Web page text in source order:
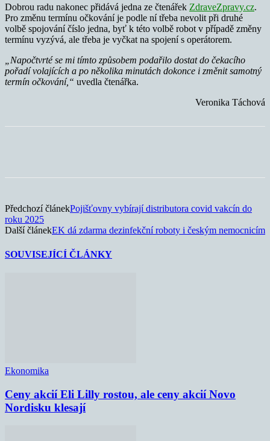
Dobrou radu nakonec přidává jedna ze čtenářek ZdraveZpravy.cz.
Pro změnu termínu očkování je podle ní třeba nevolit při druhé
volbě spojování číslo jedna, byť k této volbě robot v případě změny
termínu vyzývá, ale třeba je vyčkat na spojení s operátorem.
„Napočtvrté se mi tímto způsobem podařilo dostat do čekacího
pořadí volajících a po několika minutách dokonce i změnit samotný
termín očkování,“ uvedla čtenářka.
Veronika Táchová
Předchozí článekPojišťovny vybírají distributora covid vakcín do
roku 2025
Další článekEK dá zdarma dezinfekční roboty i českým nemocnicím
SOUVISEJÍCÍ ČLÁNKY
Ekonomika
Ceny akcií Eli Lilly rostou, ale ceny akcií Novo
Nordisku klesají